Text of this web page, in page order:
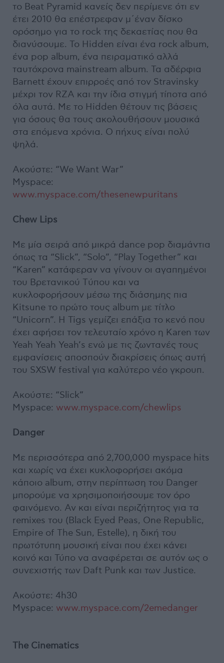
το Beat Pyramid κανείς δεν περίμενε ότι εν
έτει 2010 θα επέστρεφαν μ΄έναν δίσκο
ορόσημο για το rock της δεκαετίας που θα
διανύσουμε. Το Hidden είναι ένα rock album,
ένα pop album, ένα πειραματικό αλλά
ταυτόχρονα mainstream album. Τα αδέρφια
Barnett έχουν επιρροές από τον Stravinsky
μέχρι τον RZA και την ίδια στιγμή τίποτα από
όλα αυτά. Με το Hidden θέτουν τις βάσεις
για όσους θα τους ακολουθήσουν μουσικά
στα επόμενα χρόνια. Ο πήχυς είναι πολύ
ψηλά.
Ακούστε: “We Want War”
Μyspace:
www.myspace.com/thesenewpuritans
Chew Lips
Με μία σειρά από μικρά dance pop διαμάντια
όπως τα “Slick”, “Solo”, “Play Together” και
“Karen” κατάφεραν να γίνουν οι αγαπημένοι
του Βρετανικού Tύπου και να
κυκλοφορήσουν μέσω της διάσημης πια
Kitsune το πρώτο τους album με τίτλο
“Unicorn”. H Tigs γεμίζει επάξια το κενό που
έχει αφήσει τον τελευταίο χρόνο η Karen των
Yeah Yeah Yeah’s ενώ με τις ζωντανές τους
εμφανίσεις αποσπούν διακρίσεις όπως αυτή
του SXSW festival για καλύτερο νέο γκρουπ.
Ακούστε: “Slick”
Myspace: www.myspace.com/chewlips
Danger
Με περισσότερα από 2,700,000 myspace hits
και χωρίς να έχει κυκλοφορήσει ακόμα
κάποιο album, στην περίπτωση του Danger
μπορούμε να χρησιμοποιήσουμε τον όρο
φαινόμενο. Αν και είναι περιζήτητος για τα
remixes του (Black Eyed Peas, One Republic,
Empire of The Sun, Estelle), η δική του
πρωτότυπη μουσική είναι που έχει κάνει
κοινό και Τύπο να αναφέρεται σε αυτόν ως ο
συνεχιστής των Daft Punk και των Justice.
Ακούστε: 4h30
Myspace: www.myspace.com/2emedanger
Τhe Cinematics